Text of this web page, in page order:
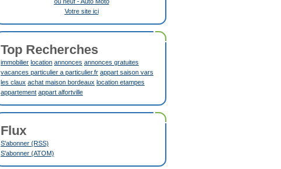
Votre site ici
Top Recherches
immobilier location annonces annonces gratuites
vacances particulier a particulier.fr appart saison vars
les claux achat maison bordeaux location etampes
appartement appart alfortville
Flux
S'abonner (RSS)
S'abonner (ATOM)